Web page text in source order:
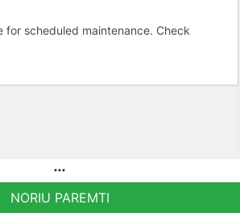
NORIU PAREMTI